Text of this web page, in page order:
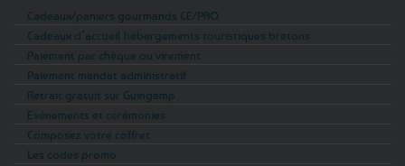
Cadeaux/paniers gourmands CE/PRO
Cadeaux d’accueil hébergements touristiques bretons
Paiement par chèque ou virement
Paiement mandat administratif
Retrait gratuit sur Guingamp
Evénements et cérémonies
Composez votre coffret
Les codes promo